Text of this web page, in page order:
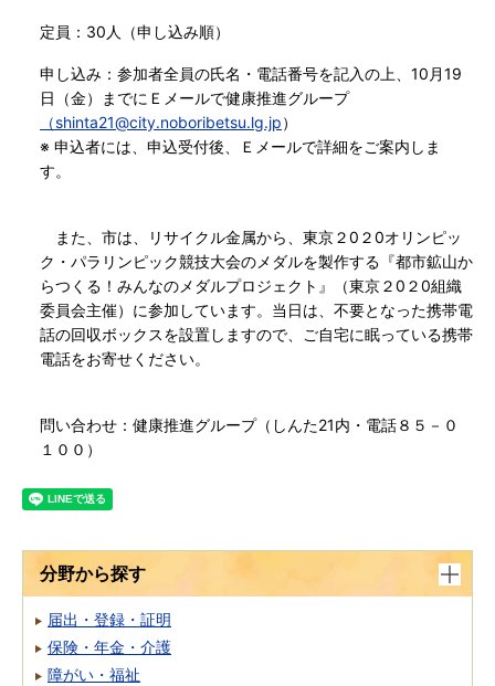
定員 ：30人（申し込み順）
申し込み：参加者全員の氏名・電話番号を記入の上、10月19
日（金）までにＥメールで健康推進グループ
（shinta21@city.noboribetsu.lg.jp）
※ 申込者には、申込受付後、Ｅメールで詳細をご案内しま
す。
また、市は、リサイクル金属から、東京２0２0オリンピッ
ク・パラリンピック競技大会のメダルを製作する『都市鉱山か
らつくる！みんなのメダルプロジェクト』（東京２0２0組織
委員会主催）に参加しています。当日は、不要となった携帯電
話の回収ボックスを設置しますので、ご自宅に眠っている携帯
電話をお寄せください。
問い合わせ：健康推進グループ（しんた21内・電話８５－０
１００）
分野から探す
届出・登録・証明
保険・年金・介護
障がい・福祉